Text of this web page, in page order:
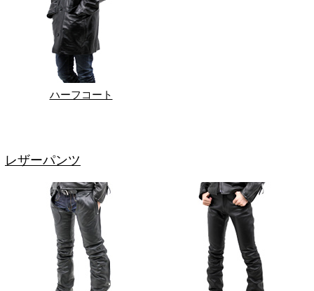
ハーフコート
レザーパンツ